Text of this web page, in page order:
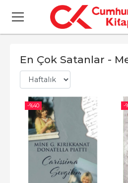
En Çok Satanlar -
-%40 -